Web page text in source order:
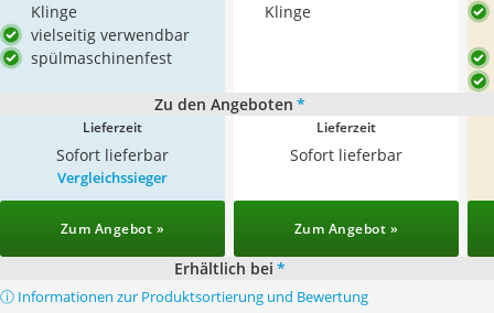
Klinge
vielseitig verwendbar
spülmaschinenfest
Klinge
Zu den Angeboten *
Lieferzeit
Sofort lieferbar
Lieferzeit
Sofort lieferbar
Vergleichssieger
Zum Angebot » Zum Angebot »
Erhältlich bei *
ⓘ Informationen zur Produktsortierung und Bewertung